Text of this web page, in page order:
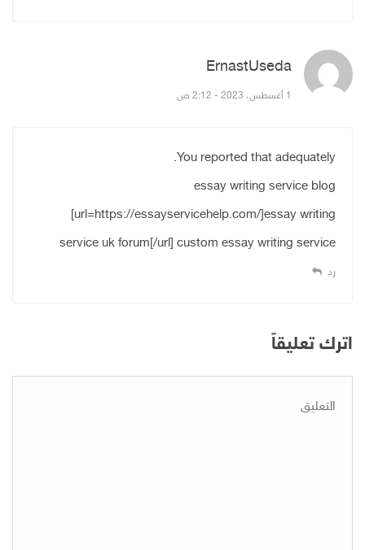
ErnastUseda
1 أغسطس، 2023 - 2:12 ص
You reported that adequately.
essay writing service blog
[url=https://essayservicehelp.com/]essay writing
service uk forum[/url] custom essay writing service
رد
اترك تعليقاً